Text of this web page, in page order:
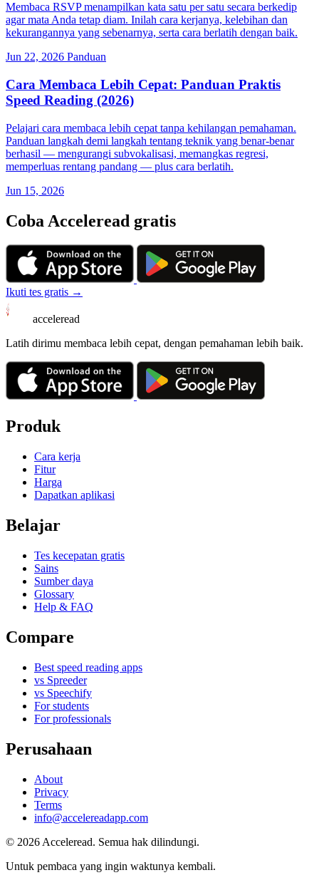
Membaca RSVP menampilkan kata satu per satu secara berkedip
agar mata Anda tetap diam. Inilah cara kerjanya, kelebihan dan
kekurangannya yang sebenarnya, serta cara berlatih dengan baik.
Jun 22, 2026 Panduan
Cara Membaca Lebih Cepat: Panduan Praktis
Speed Reading (2026)
Pelajari cara membaca lebih cepat tanpa kehilangan pemahaman.
Panduan langkah demi langkah tentang teknik yang benar-benar
berhasil — mengurangi subvokalisasi, memangkas regresi,
memperluas rentang pandang — plus cara berlatih.
Jun 15, 2026
Coba Acceleread gratis
Ikuti tes gratis →
acceleread
Latih dirimu membaca lebih cepat, dengan pemahaman lebih baik.
Produk
Cara kerja
Fitur
Harga
Dapatkan aplikasi
Belajar
Tes kecepatan gratis
Sains
Sumber daya
Glossary
Help & FAQ
Compare
Best speed reading apps
vs Spreeder
vs Speechify
For students
For professionals
Perusahaan
About
Privacy
Terms
info@accelereadapp.com
© 2026 Acceleread. Semua hak dilindungi.
Untuk pembaca yang ingin waktunya kembali.